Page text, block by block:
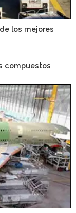
los mejores
compuestos